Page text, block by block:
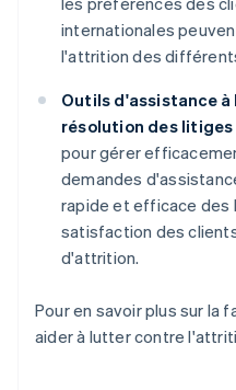
internationales
l'attrition des
Outils d'assistance
résolution des litiges
pour gérer
demandes
rapide et efficace des
satisfaction des
d'attrition.
Pour en savoir plus sur la
aider à lutter contre